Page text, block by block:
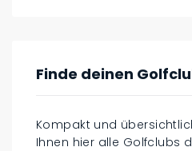
Finde deinen
Kompakt und
Ihnen hier alle Golfclubs